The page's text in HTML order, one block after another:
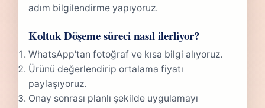
adım bilgilendirme yapıyoruz.
Koltuk Döşeme süreci nasıl ilerliyor?
WhatsApp'tan fotoğraf ve kısa bilgi alıyoruz.
Ürünü değerlendirip ortalama fiyatı
paylaşıyoruz.
Onay sonrası planlı şekilde uygulamayı